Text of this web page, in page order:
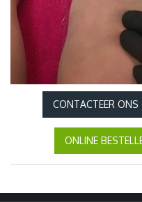
CONTACTEER ONS
ONLINE